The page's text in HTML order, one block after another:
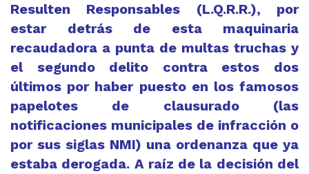
Resulten Responsables (L.Q.R.R.), por
estar detrás de esta maquinaria
recaudadora a punta de multas truchas y
el segundo delito contra estos dos
últimos por haber puesto en los famosos
papelotes de clausurado (las
notificaciones municipales de infracción o
por sus siglas NMI) una ordenanza que ya
estaba derogada. A raíz de la decisión del